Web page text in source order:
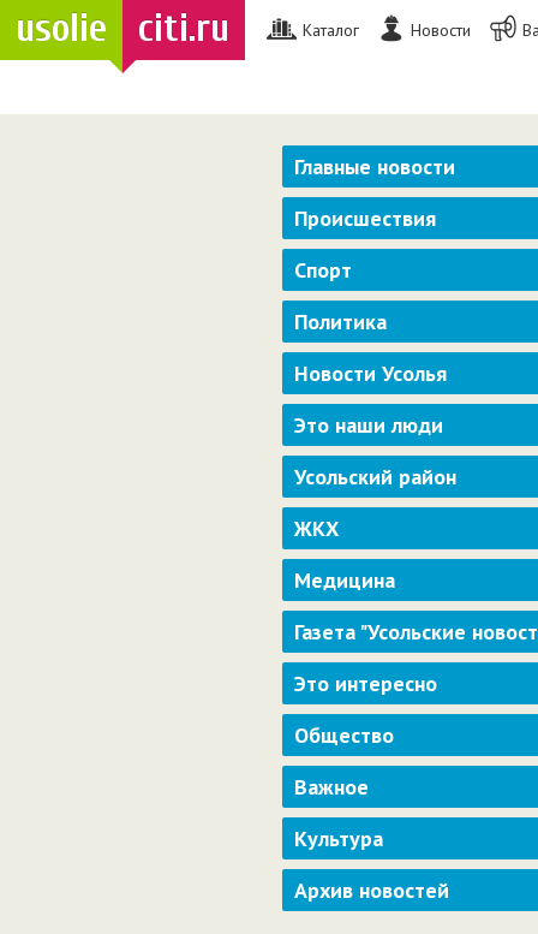
usolie citi.ru Каталог Новости
Главные новости
Происшествия
Спорт
Политика
Новости Усолья
Это наши люди
Усольский район
ЖКХ
Медицина
Газета "Усольские
Это интересно
Общество
Важное
Культура
Архив новостей